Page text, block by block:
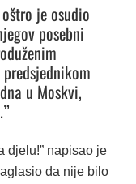
je osudio
posebni
u Moskvi,
djelu!” napisao je
da nije bilo